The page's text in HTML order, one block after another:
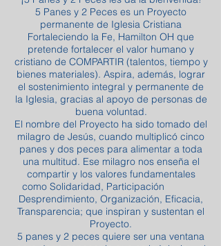
5 Panes y 2 Peces es un Proyecto
permanente de Iglesia Cristiana
Fortaleciendo la Fe, Hamilton OH que
pretende fortalecer el valor humano y
cristiano de COMPARTIR (talentos, tiempo y
bienes materiales). Aspira, además, lograr
el sostenimiento integral y permanente de
la Iglesia, gracias al apoyo de personas de
buena voluntad.
El nombre del Proyecto ha sido tomado del
milagro de Jesús, cuando multiplicó cinco
panes y dos peces para alimentar a toda
una multitud. Ese milagro nos enseña el
compartir y los valores fundamentales
como Solidaridad, Participación
Desprendimiento, Organización, Eficacia,
Transparencia; que inspiran y sustentan el
Proyecto.
5 panes y 2 peces quiere ser una ventana